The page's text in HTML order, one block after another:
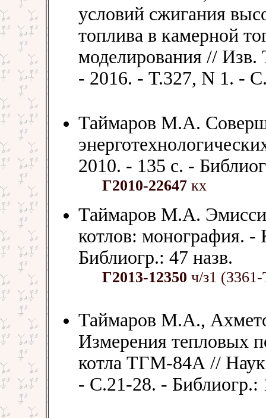
условий сжигания
топлива в камерной
моделирования //
- 2016. - Т.327, N 1. -
Таймаров М.А.
2010. - 135 с. -
Г2010-22647 кх
Таймаров М.А.
котлов: монография.
Библиогр.: 47 назв.
Г2013-12350 ч/з1
Таймаров М.А.,
Измерения тепловых
котла ТГМ-84А //
- С.21-28. - Библиогр.: